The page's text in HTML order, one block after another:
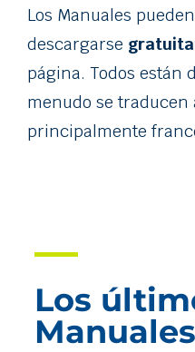
Los Manuales
descargarse
página. Todos están
menudo se traducen
principalmente
Los